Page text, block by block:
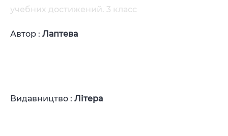
учебних достижений. 3 класс
Автор : Лаптева
Видавництво : Літера